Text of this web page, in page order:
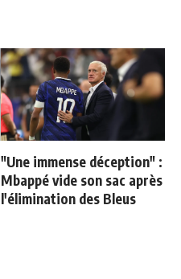
"Une immense déception" :
Mbappé vide son sac après
l'élimination des Bleus